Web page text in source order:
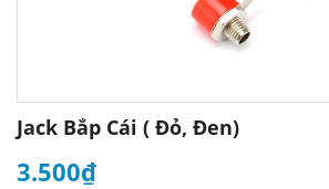
Jack Bắp Cái ( Đỏ, Đen)
3.500₫